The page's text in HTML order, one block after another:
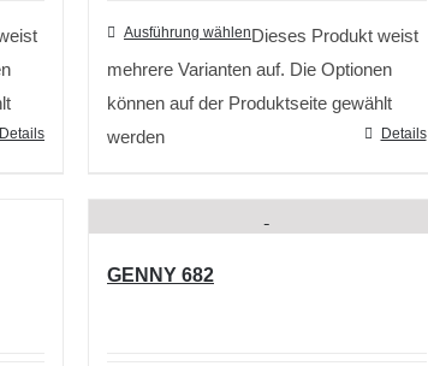
Details
Ausführung wählenDieses Produkt weist
mehrere Varianten auf. Die Optionen
können auf der Produktseite gewählt
werden
Details
GENNY 682